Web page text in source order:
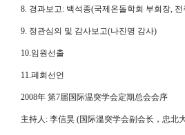
8. 경과보고: 백석종(국제온돌학회 부회장,
9. 정관심의 및 감사보고(나진명 감사)
10.임원선출
11.폐회선언
2008年 第7届国际温突学会定期总会会序
主持人: 李信昊 (国际溫突学会副会长，忠北